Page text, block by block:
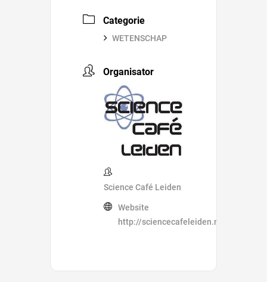
Categorie
WETENSCHAP
Organisator
Science Café Leiden
Website
http://sciencecafeleiden.nl/